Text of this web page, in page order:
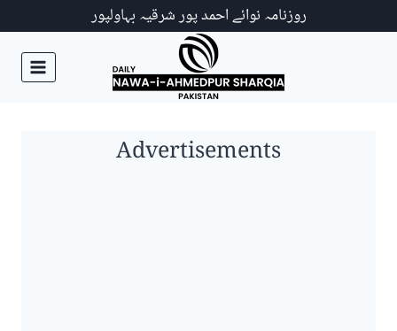
روزنامہ نوائے احمد پور شرقیہ بہاولپور
Advertisements